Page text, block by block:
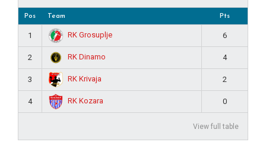
Pos Team Pts
1 RK Grosuplje 6
2 RK Dinamo 4
3 RK Krivaja 2
4 RK Kozara 0
View full table